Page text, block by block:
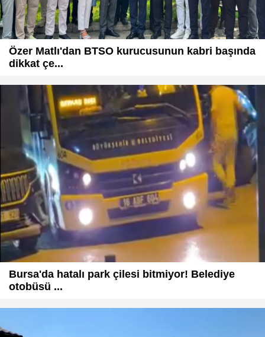
Özer Matlı'dan BTSO kurucusunun kabri başında
dikkat çe...
Bursa'da hatalı park çilesi bitmiyor! Belediye
otobüsü ...